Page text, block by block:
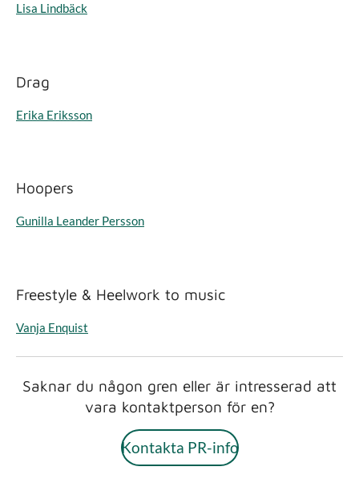
Lisa Lindbäck
Drag
Erika Eriksson
Hoopers
Gunilla Leander Persson
Freestyle & Heelwork to music
Vanja Enquist
Saknar du någon gren eller är intresserad att
vara kontaktperson för en?
Kontakta PR-info